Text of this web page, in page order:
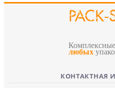
любых
КОНТАКТНАЯ